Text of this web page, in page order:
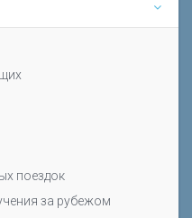
поездок
за рубежом